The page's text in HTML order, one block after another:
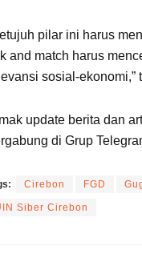
pilar ini harus
and match harus
sosial-ekonomi,”
update berita dan
di Grup
Cirebon FGD
Siber Cirebon